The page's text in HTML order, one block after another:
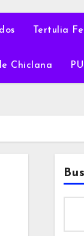
Tertulia
Chiclana